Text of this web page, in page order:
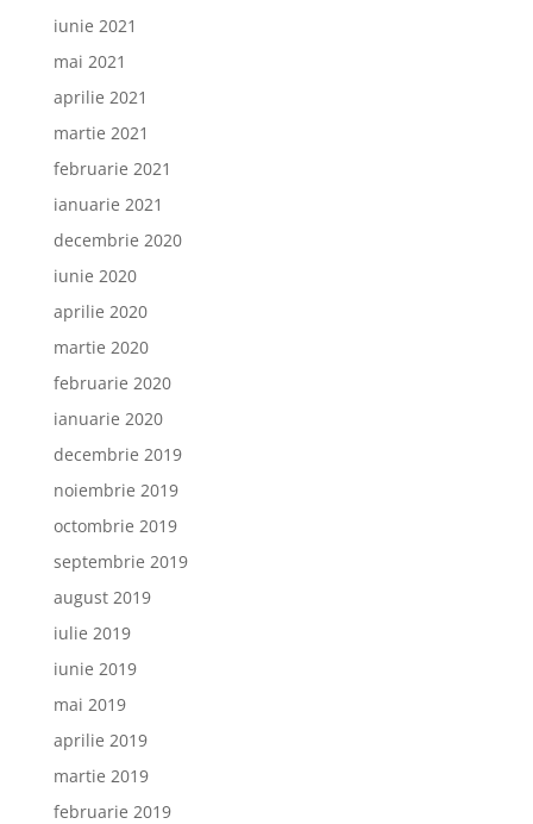
iunie 2021
mai 2021
aprilie 2021
martie 2021
februarie 2021
ianuarie 2021
decembrie 2020
iunie 2020
aprilie 2020
martie 2020
februarie 2020
ianuarie 2020
decembrie 2019
noiembrie 2019
octombrie 2019
septembrie 2019
august 2019
iulie 2019
iunie 2019
mai 2019
aprilie 2019
martie 2019
februarie 2019